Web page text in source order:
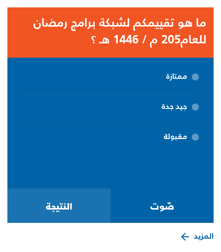
ما هو تقييمكم لشبكة برامج رمضان
للعام205 م / 1446 هـ ؟
ممتازة
جيد جدة
مقبولة
المزيد